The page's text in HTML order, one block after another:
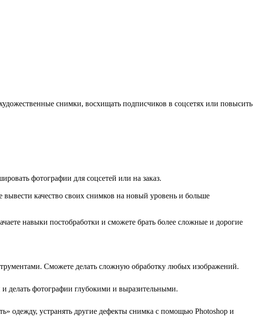
снимки, восхищать подписчиков в соцсетях или повысить
фотографии для соцсетей или на заказ.
качество своих снимков на новый уровень и больше
навыки постобработки и сможете брать более сложные и дорогие
Сможете делать сложную обработку любых изображений.
и делать фотографии глубокими и выразительными.
одежду, устранять другие дефекты снимка с помощью Photoshop и